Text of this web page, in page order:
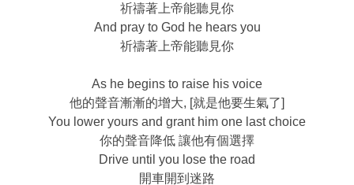
祈禱著上帝能聽見你
And pray to God he hears you
祈禱著上帝能聽見你
As he begins to raise his voice
他的聲音漸漸的增大, [就是他要生氣了]
You lower yours and grant him one last choice
你的聲音降低 讓他有個選擇
Drive until you lose the road
開車開到迷路